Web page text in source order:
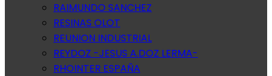
RAIMUNDO SANCHEZ
RESINAS OLOT
REUNION INDUSTRIAL
REYDOZ -JESUS A.DOZ LERMA-
RHOINTER ESPAÑA